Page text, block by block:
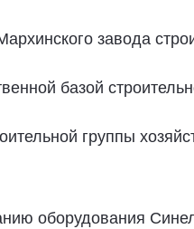
завода
базой
группы
оборудования